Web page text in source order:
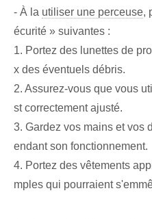
- À la utiliser une perceuse,
écurité » suivantes :
1. Portez des lunettes de
x des éventuels débris.
2. Assurez-vous que vous
st correctement ajusté.
3.⁤ Gardez vos mains et vos
endant son fonctionnement.
4. Portez des vêtements
mples qui pourraient